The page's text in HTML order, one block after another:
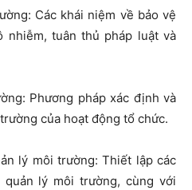
Các khái niệm về bảo vệ
nhiễm, tuân thủ pháp luật và
Phương pháp xác định và
của hoạt động tổ chức.
lý môi trường: Thiết lập các
lý môi trường, cùng với